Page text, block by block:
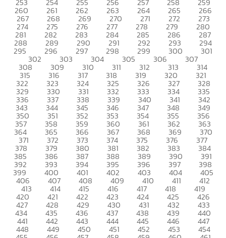
260 261 262 263 264 265 266
267 268 269 270 271 272 273
274 275 276 277 278 279 280
281 282 283 284 285 286 287
288 289 290 291 292 293 294
295 296 297 298 299 300 301
302 303 304 305 306 307
308 309 310 311 312 313 314
315 316 317 318 319 320 321
322 323 324 325 326 327 328
329 330 331 332 333 334 335
336 337 338 339 340 341 342
343 344 345 346 347 348 349
350 351 352 353 354 355 356
357 358 359 360 361 362 363
364 365 366 367 368 369 370
371 372 373 374 375 376 377
378 379 380 381 382 383 384
385 386 387 388 389 390 391
392 393 394 395 396 397 398
399 400 401 402 403 404 405
406 407 408 409 410 411 412
413 414 415 416 417 418 419
420 421 422 423 424 425 426
427 428 429 430 431 432 433
434 435 436 437 438 439 440
441 442 443 444 445 446 447
448 449 450 451 452 453 454